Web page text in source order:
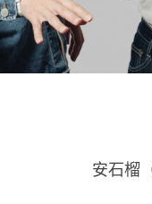
安石榴